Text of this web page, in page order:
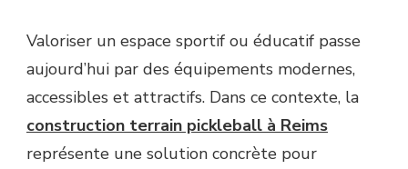
UN
SITE
OU
SCOLAIRE
À
Valoriser un espace sportif ou éducatif passe
aujourd’hui par des équipements modernes,
accessibles et attractifs. Dans ce contexte, la
construction terrain pickleball à Reims
représente une solution concrète pour